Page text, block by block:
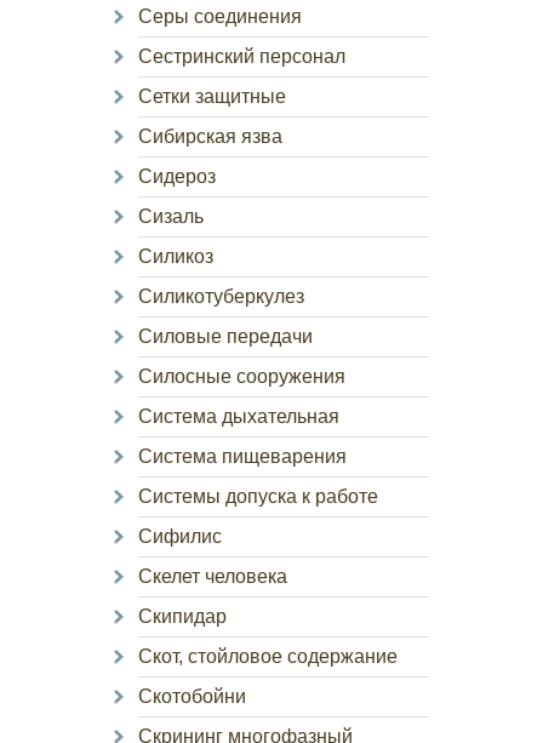
Серы соединения
Сестринский персонал
Сетки защитные
Сибирская язва
Сидероз
Сизаль
Силикоз
Силикотуберкулез
Силовые передачи
Силосные сооружения
Система дыхательная
Система пищеварения
Системы допуска к работе
Сифилис
Скелет человека
Скипидар
Скот, стойловое содержание
Скотобойни
Скрининг многофазный